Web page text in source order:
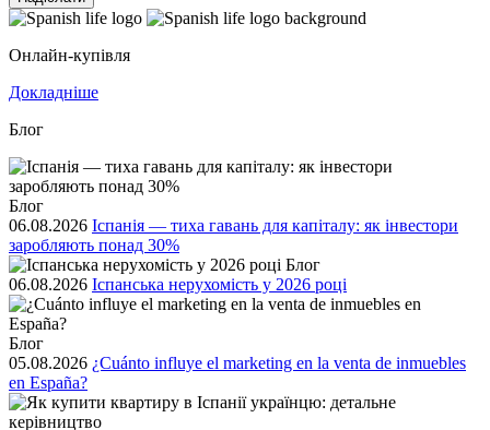
Онлайн-купівля
Докладніше
Блог
Блог
06.08.2026 Іспанія — тиха гавань для капіталу: як інвестори
заробляють понад 30%
Блог
06.08.2026 Іспанська нерухомість у 2026 році
Блог
05.08.2026 ¿Cuánto influye el marketing en la venta de inmuebles
en España?